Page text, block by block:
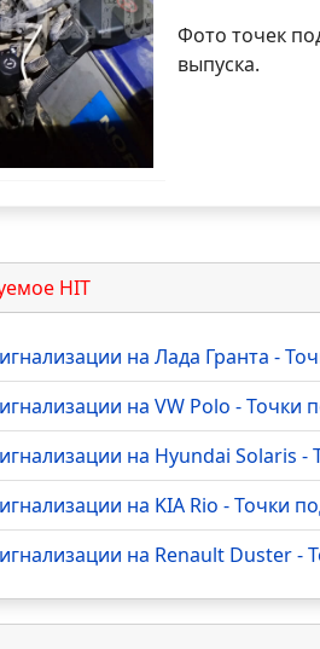
Фото точек
выпуска.
HIT
на Лада Гранта -
на VW Polo -
на Hyundai Solaris
на KIA Rio - Точки
на Renault Duster